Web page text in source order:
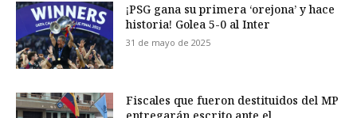
¡PSG gana su primera ‘orejona’ y hace
historia! Golea 5-0 al Inter
31 de mayo de 2025
Fiscales que fueron destituidos del MP